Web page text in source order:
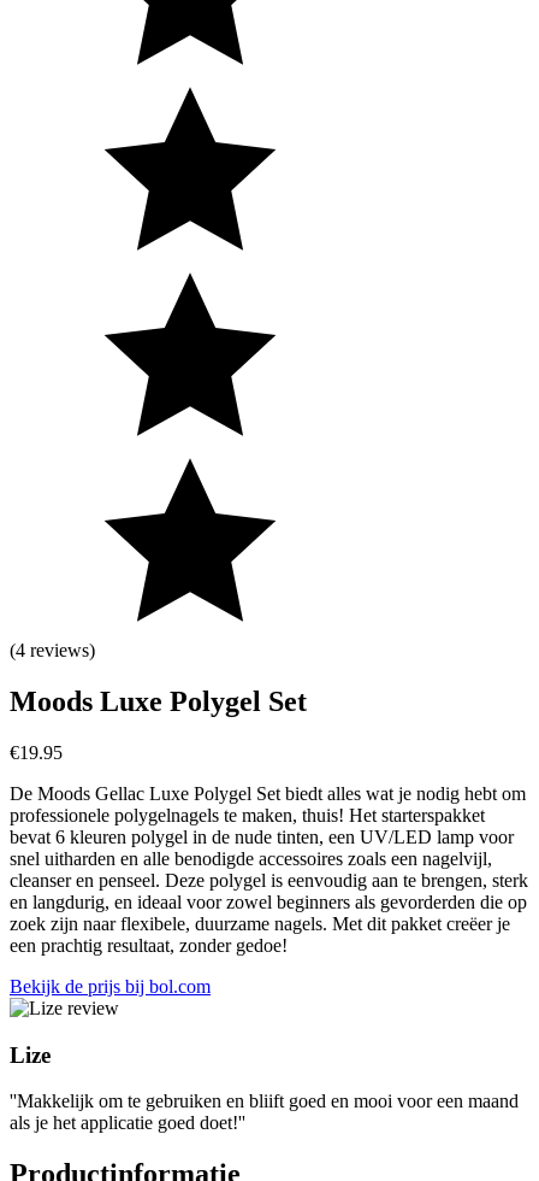
(4 reviews)
Moods Luxe Polygel Set
€19.95
De Moods Gellac Luxe Polygel Set biedt alles wat je nodig hebt om
professionele polygelnagels te maken, thuis! Het starterspakket
bevat 6 kleuren polygel in de nude tinten, een UV/LED lamp voor
snel uitharden en alle benodigde accessoires zoals een nagelvijl,
cleanser en penseel. Deze polygel is eenvoudig aan te brengen, sterk
en langdurig, en ideaal voor zowel beginners als gevorderden die op
zoek zijn naar flexibele, duurzame nagels. Met dit pakket creëer je
een prachtig resultaat, zonder gedoe!
Bekijk de prijs bij bol.com
Lize
''Makkelijk om te gebruiken en bliift goed en mooi voor een maand
als je het applicatie goed doet!''
Productinformatie